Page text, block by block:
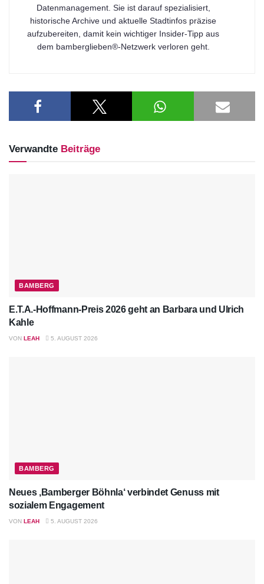
Datenmanagement. Sie ist darauf spezialisiert,
historische Archive und aktuelle Stadtinfos präzise
aufzubereiten, damit kein wichtiger Insider-Tipp aus
dem bamberglieben®-Netzwerk verloren geht.
Verwandte Beiträge
BAMBERG
E.T.A.-Hoffmann-Preis 2026 geht an Barbara und Ulrich
Kahle
VON LEAH 5. AUGUST 2026
BAMBERG
Neues ‚Bamberger Böhnla‘ verbindet Genuss mit
sozialem Engagement
VON LEAH 5. AUGUST 2026